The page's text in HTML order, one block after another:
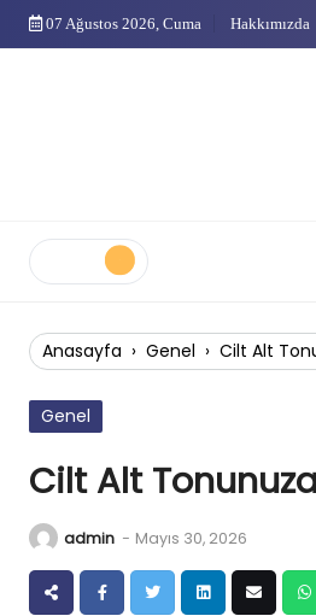
Skip
07 Ağustos 2026, Cuma Hakkımızda
Anasayfa › Genel › Cilt Alt
Genel
Cilt Alt
admin - Mayıs 30, 2026